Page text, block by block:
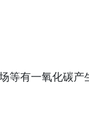
等有一氧化碳